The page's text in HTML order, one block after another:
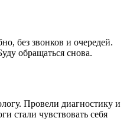
без звонков и очередей.
обращаться снова.
Провели диагностику и
стали чувствовать себя